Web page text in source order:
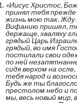
«Иисус Христос,
принял тебя
жизнь мою так. Жду
Вифанию пришел,
держаще, хваляху
грядый Царь
грядый, во имя
постилали свои
по ней
сидя верхом на
тебя народ и
Будь же ты
престолом небо и
мы, весь новый мир,